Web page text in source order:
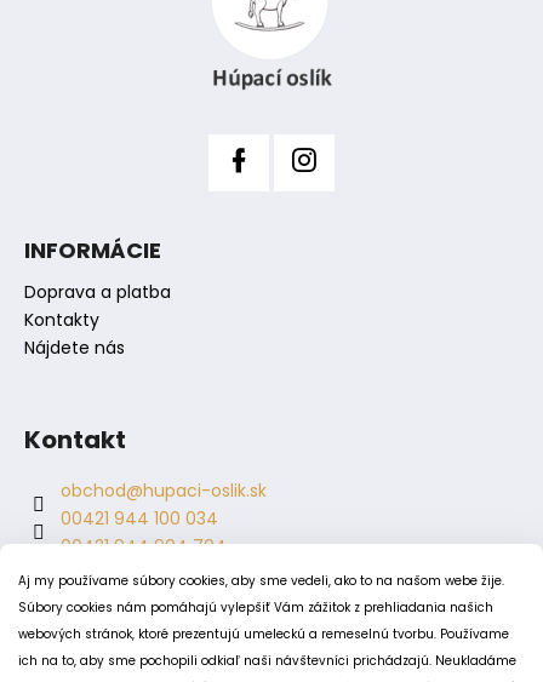
Aj my používame súbory cookies, aby sme vedeli, ako to na našom webe žije.
Súbory cookies nám pomáhajú vylepšiť Vám zážitok z prehliadania našich
webových stránok, ktoré prezentujú umeleckú a remeselnú tvorbu. Používame
ich na to, aby sme pochopili odkiaľ naši návštevníci prichádzajú. Neukladáme
INFORMÁCIE
Doprava a platba
Kontakty
Nájdete nás
Kontakt
obchod@hupaci-oslik.sk
00421 944 100 034
00421 944 904 704
hupaci.oslik
dagmar.juricova
PODMIENKY